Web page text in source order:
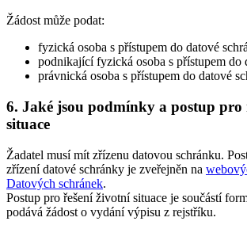
Žádost může podat:
fyzická osoba s přístupem do datové
podnikající fyzická osoba s přístupem do
právnická osoba s přístupem do datové
6. Jaké jsou podmínky a postup pro
situace
Žadatel musí mít zřízenu datovou schránku.
zřízení datové schránky je zveřejněn na
Datových schránek.
Postup pro řešení životní situace je součástí
podává žádost o vydání výpisu z rejstříku.